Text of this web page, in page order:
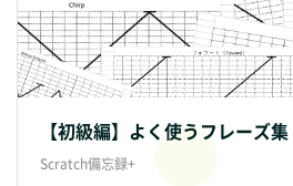
【初級編】よく使うフレーズ
Scratch備忘録+